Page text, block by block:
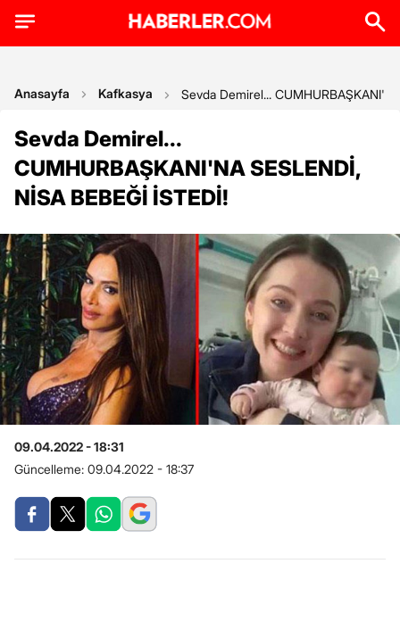
Anasayfa Kafkasya Sevda Demirel...
Sevda Demirel...
CUMHURBAŞKANI'NA SESLENDİ,
NİSA BEBEĞİ İSTEDİ!
09.04.2022 - 18:31
Güncelleme: 09.04.2022 - 18:37